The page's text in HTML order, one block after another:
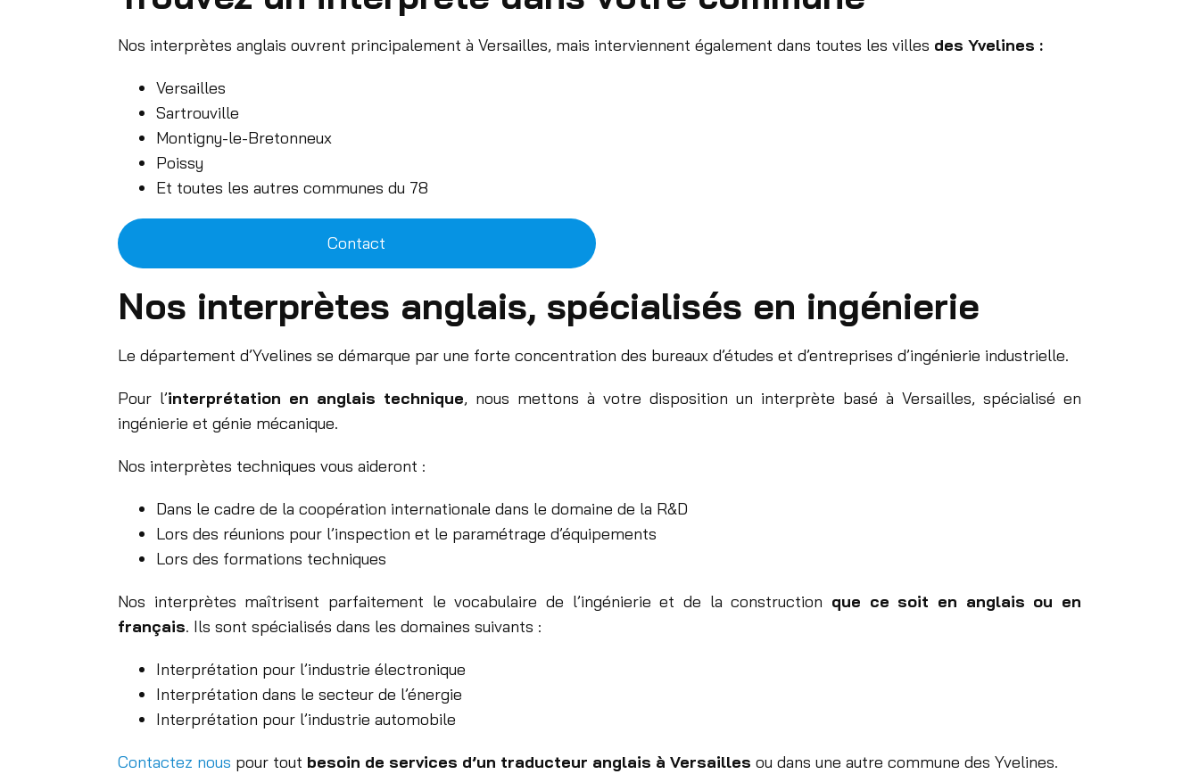
Nos interprètes anglais ouvrent principalement à Versailles, mais interviennent également dans toutes les villes des Yvelines :
Versailles
Sartrouville
Montigny-le-Bretonneux
Poissy
Et toutes les autres communes du 78
Contact
Nos interprètes anglais, spécialisés en ingénierie
Le département d’Yvelines se démarque par une forte concentration des bureaux d’études et d’entreprises d’ingénierie industrielle.
Pour l’interprétation en anglais technique, nous mettons à votre disposition un interprète basé à Versailles, spécialisé en
ingénierie et génie mécanique.
Nos interprètes techniques vous aideront :
Dans le cadre de la coopération internationale dans le domaine de la R&D
Lors des réunions pour l’inspection et le paramétrage d’équipements
Lors des formations techniques
Nos interprètes maîtrisent parfaitement le vocabulaire de l’ingénierie et de la construction que ce soit en anglais ou en
français. Ils sont spécialisés dans les domaines suivants :
Interprétation pour l’industrie électronique
Interprétation dans le secteur de l’énergie
Interprétation pour l’industrie automobile
Contactez nous pour tout besoin de services d’un traducteur anglais à Versailles ou dans une autre commune des Yvelines.